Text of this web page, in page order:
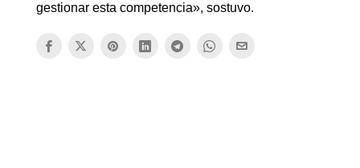
gestionar esta competencia», sostuvo.